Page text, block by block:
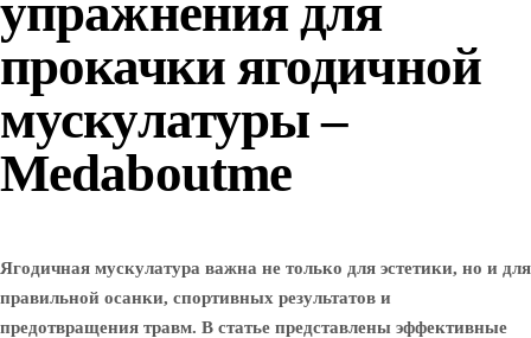
упражнения для
прокачки ягодичной
мускулатуры –
Medaboutme
Ягодичная мускулатура важна не только для эстетики, но и для
правильной осанки, спортивных результатов и
предотвращения травм. В статье представлены эффективные